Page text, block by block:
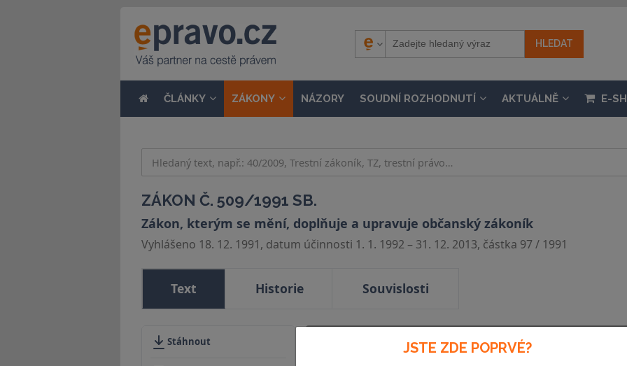
ČLÁNKY ZÁKONY NÁZORY SOUDNÍ ROZHODNUTÍ AKTUÁLNĚ E-
ZÁKON Č. 509/1991 SB.
Zákon, kterým se mění, doplňuje a upravuje občanský zákoník
Vyhlášeno 18. 12. 1991, datum účinnosti 1. 1. 1992 – 31. 12. 2013, částka 97 / 1991
Text Historie Souvislosti
Stáhnout Minulé neúčinné zněníod 1. 1. 1992 - 31. 12. 2013
JSTE ZDE POPRVÉ?